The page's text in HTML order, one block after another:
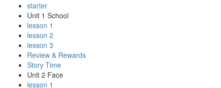
starter
Unit 1 School
lesson 1
lesson 2
lesson 3
Review & Rewards
Story Time
Unit 2 Face
lesson 1